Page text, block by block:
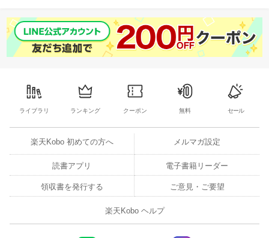
ライブラリ ランキング クーポン 無料 セール
楽天Kobo 初めての方へ メルマガ設定
読書アプリ 電子書籍リーダー
領収書を発行する ご意見・ご要望
楽天Kobo ヘルプ